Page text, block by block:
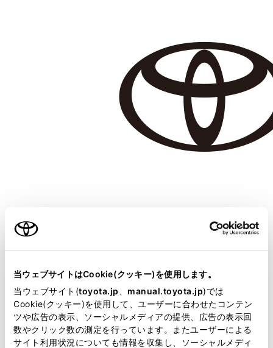
当ウェブサイトはCookie(クッキー)を使用します。
当ウェブサイト(toyota.jp manual.toyota.jp)では
Cookie(クッキー)を使用して、ユーザーに合わせたコンテン
ツや広告の表示、ソーシャルメディアの提供、広告の表示回
数やクリック数の測定を行っています。またユーザーによる
サイト利用状況についても情報を収集し、ソーシャルメディ
伊藤 正樹さん
りは奥様の影響で始めたのに、今では伊藤さんの方がハマってし
まったそうです。